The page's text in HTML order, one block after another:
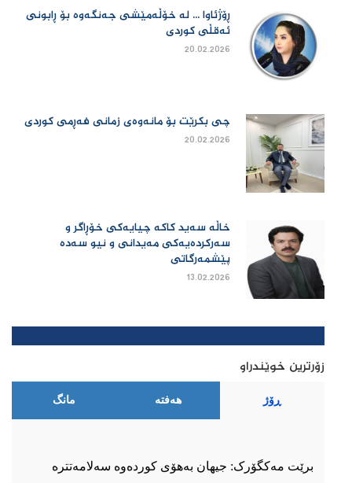
ڕۆژئاوا ... لە خۆڵەمێشی جەنگەوە بۆ ڕابونی
ئەقڵی کوردی
20.02.2026
چی بكرێت بۆ مانەوەی زمانی فەڕمی كوردی
20.02.2026
خاڵە سەید کاکە چیایەکی خۆڕاگر و
سەرکردەیەکی مەیدانی و نیو سەدە
پێشمەرگاتی
13.02.2026
زۆرترین خوێندراو
ڕۆژ هەفتە مانگ
برێت مەکگۆرک: جیهان بەهۆی کوردەوە سەلامەتترە